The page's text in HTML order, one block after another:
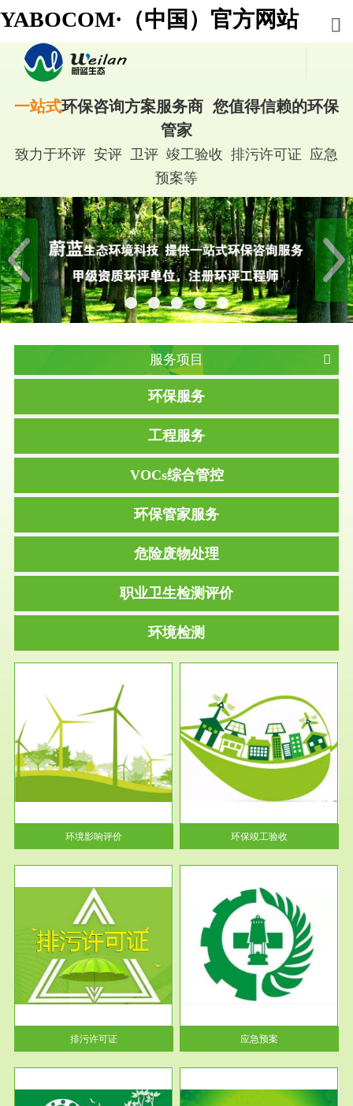
YABOCOM·（中国）官方网站
一站式环保咨询方案服务商 您值得信赖的环保
管家
致力于环评 安评 卫评 竣工验收 排污许可证 应急
预案等
服务项目
环保服务
工程服务
VOCs综合管控
环保管家服务
危险废物处理
职业卫生检测评价
环境检测
环境影响评价
服务范围
环保竣工验收
根据《建设项目环境保护管理条
例》第十七条 编制环境影响报
告书、...
环保竣工验收
排污许可证
服务范围
应急预案
根据《中华人民共和国环境保护
法》第十九条 企业事业单位应
当按照...
应急预案